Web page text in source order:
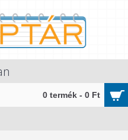
0 termék - 0 Ft